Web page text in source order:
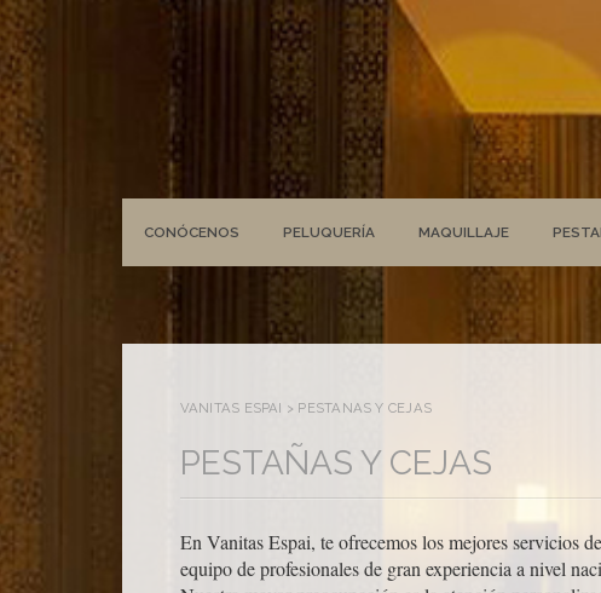
CONÓCENOS PELUQUERÍA MAQUILLAJE
VANITAS ESPAI > PESTAÑAS Y CEJAS
PESTAÑAS Y CEJAS
En Vanitas Espai, te ofrecemos los mejores servicios
equipo de profesionales de gran experiencia a nivel